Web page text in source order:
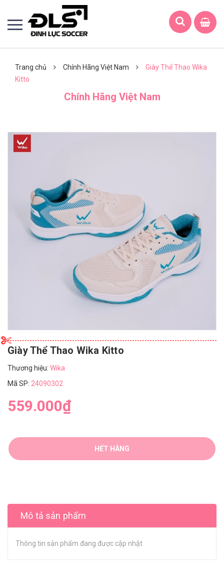
Trang chủ Chính Hãng Việt Nam
Giày Thể Thao Wika
Kitto
Chính Hãng Việt Nam
Giày Thể Thao Wika Kitto
Thương hiệu: Wika
Mã SP: 24090302
559.000₫
HẾT HÀNG
Mô tả sản phẩm
Thông tin sản phẩm đang được cập nhật